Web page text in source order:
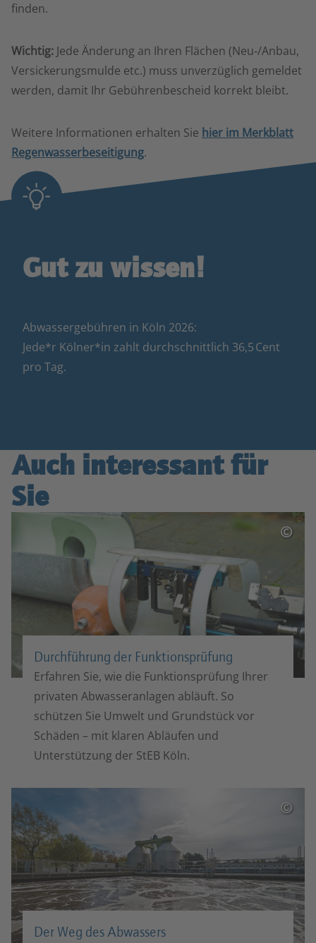
finden.
Wichtig: Jede Änderung an Ihren Flächen (Neu‑/Anbau,
Versickerungsmulde etc.) muss unverzüglich gemeldet
werden, damit Ihr Gebührenbescheid korrekt bleibt.
Weitere Informationen erhalten Sie hier im Merkblatt
Regenwasserbeseitigung.
Gut zu wissen!
Abwassergebühren in Köln 2026:
Jede*r Kölner*in zahlt durchschnittlich 36,5 Cent
pro Tag.
Auch interessant für
Sie
©
Durchführung der Funktionsprüfung
Erfahren Sie, wie die Funktionsprüfung Ihrer
privaten Abwasseranlagen abläuft. So
schützen Sie Umwelt und Grundstück vor
Schäden – mit klaren Abläufen und
Unterstützung der StEB Köln.
©
Der Weg des Abwassers